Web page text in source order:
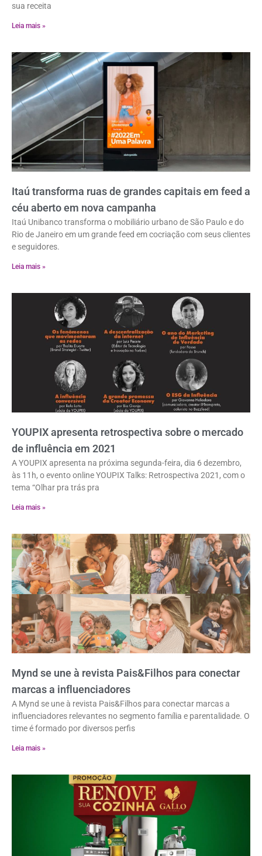
sua receita
Leia mais »
Itaú transforma ruas de grandes capitais em feed a
céu aberto em nova campanha
Itaú Unibanco transforma o mobiliário urbano de São Paulo e do
Rio de Janeiro em um grande feed em cocriação com seus clientes
e seguidores.
Leia mais »
YOUPIX apresenta retrospectiva sobre o mercado
de influência em 2021
A YOUPIX apresenta na próxima segunda-feira, dia 6 dezembro,
às 11h, o evento online YOUPIX Talks: Retrospectiva 2021, com o
tema “Olhar pra trás pra
Leia mais »
Mynd se une à revista Pais&Filhos para conectar
marcas a influenciadores
A Mynd se une à revista Pais&Filhos para conectar marcas a
influenciadores relevantes no segmento família e parentalidade. O
time é formado por diversos perfis
Leia mais »